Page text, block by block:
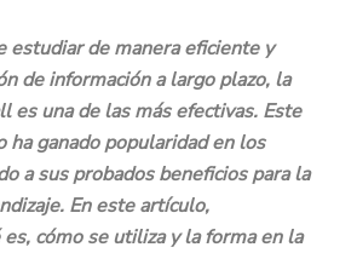
estudiar de manera eficiente y
de información a largo plazo, la
es una de las más efectivas. Este
ha ganado popularidad en los
a sus probados beneficios para la
En este artículo,
cómo se utiliza y la forma en la